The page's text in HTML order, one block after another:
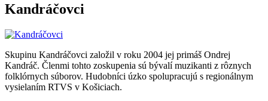
Kandráčovci
Skupinu Kandráčovci založil v roku 2004 jej primáš Ondrej
Kandráč. Členmi tohto zoskupenia sú bývalí muzikanti z rôznych
folklórnych súborov. Hudobníci úzko spolupracujú s regionálnym
vysielaním RTVS v Košiciach.